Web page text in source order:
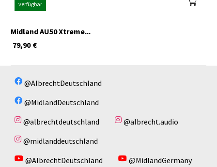
verfügbar
Midland AU50 Xtreme...
€
79,90
@AlbrechtDeutschland
@MidlandDeutschland
@albrechtdeutschland
@albrecht.audio
@midlanddeutschland
@AlbrechtDeutschland
@MidlandGermany